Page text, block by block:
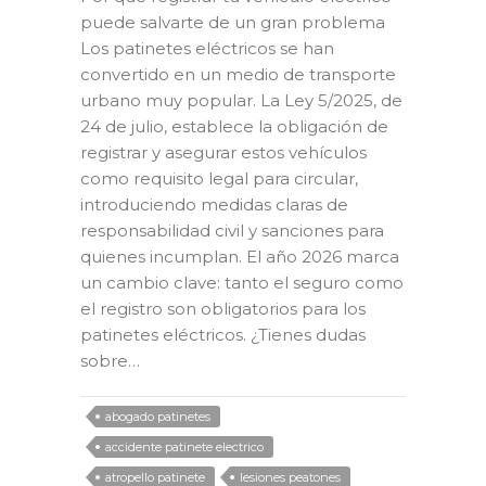
puede salvarte de un gran problema
Los patinetes eléctricos se han
convertido en un medio de transporte
urbano muy popular. La Ley 5/2025, de
24 de julio, establece la obligación de
registrar y asegurar estos vehículos
como requisito legal para circular,
introduciendo medidas claras de
responsabilidad civil y sanciones para
quienes incumplan. El año 2026 marca
un cambio clave: tanto el seguro como
el registro son obligatorios para los
patinetes eléctricos. ¿Tienes dudas
sobre…
abogado patinetes
accidente patinete electrico
atropello patinete
lesiones peatones